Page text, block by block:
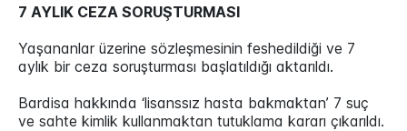
7 AYLIK CEZA SORUŞTURMASI
Yaşananlar üzerine sözleşmesinin feshedildiği ve 7
aylık bir ceza soruşturması başlatıldığı aktarıldı.
Bardisa hakkında ‘lisanssız hasta bakmaktan’ 7 suç
ve sahte kimlik kullanmaktan tutuklama kararı çıkarıldı.